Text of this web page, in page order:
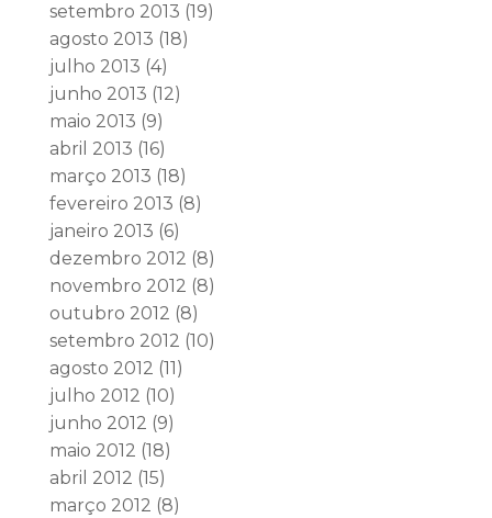
setembro 2013 (19)
agosto 2013 (18)
julho 2013 (4)
junho 2013 (12)
maio 2013 (9)
abril 2013 (16)
março 2013 (18)
fevereiro 2013 (8)
janeiro 2013 (6)
dezembro 2012 (8)
novembro 2012 (8)
outubro 2012 (8)
setembro 2012 (10)
agosto 2012 (11)
julho 2012 (10)
junho 2012 (9)
maio 2012 (18)
abril 2012 (15)
março 2012 (8)